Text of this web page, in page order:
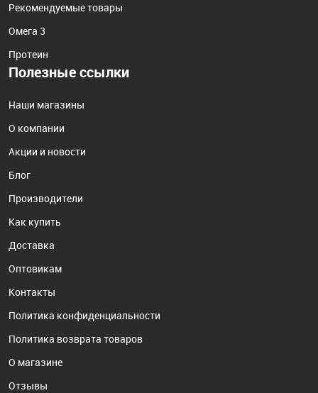
Рекомендуемые товары
Омега 3
Протеин
Полезные ссылки
Наши магазины
О компании
Акции и новости
Блог
Производители
Как купить
Доставка
Оптовикам
Контакты
Политика конфиденциальности
Политика возврата товаров
О магазине
Отзывы